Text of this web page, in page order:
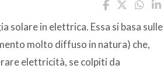
in elettrica. Essa si basa sulle
molto diffuso in natura) che,
elettricità, se colpiti da